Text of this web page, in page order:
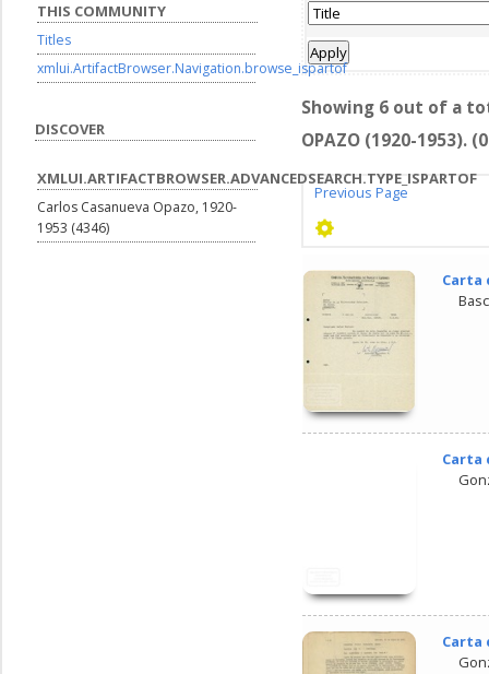
Showing 6 out of a
OPAZO (1920-1953).
Previous Page
Carta
Carta
Carta
THIS COMMUNITY
Titles
xmlui.ArtifactBrowser.Navigation.browse_ispartof
DISCOVER
XMLUI.ARTIFACTBROWSER.ADVANCEDSEARCH.TYPE_ISPARTOF
Carlos Casanueva Opazo, 1920-
1953 (4346)